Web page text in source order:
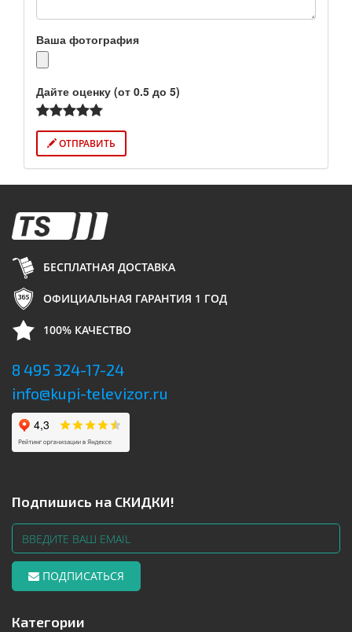
Ваша фотография
Дайте оценку (от 0.5 до 5)
ОТПРАВИТЬ
БЕСПЛАТНАЯ ДОСТАВКА
ОФИЦИАЛЬНАЯ ГАРАНТИЯ 1 ГОД
100% КАЧЕСТВО
8 495 324-17-24
info@kupi-televizor.ru
Подпишись на СКИДКИ!
ПОДПИСАТЬСЯ
Категории